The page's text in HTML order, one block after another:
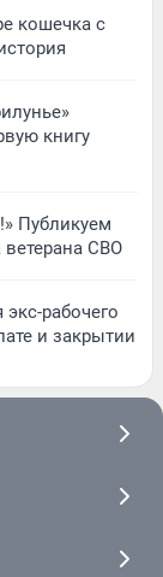
кошечка с
книгу
Публикуем
ветерана СВО
рабочего
и закрытии